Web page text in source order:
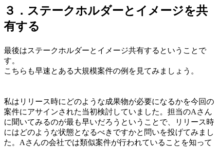
３．ステークホルダーとイメージを共
有する
最後はステークホルダーとイメージ共有するということで
す。
こちらも早速とある大規模案件の例を見てみましょう。
私はリリース時にどのような成果物が必要になるかを今回の
案件にアサインされた当初検討していました。担当のAさん
に聞いてみるのが最も早いだろうということで、リリース時
にはどのような状態となるべきですかと問いを投げてみまし
た。Aさんの会社では類似案件が行われていることを知って